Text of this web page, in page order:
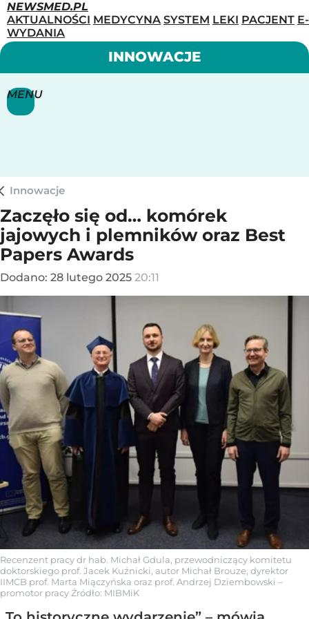
NEWSMED.PL
AKTUALNOŚCI MEDYCYNA SYSTEM LEKI PACJENT E-
WYDANIA
MENU
INNOWACJE
Innowacje
Zaczęło się od… komórek
jajowych i plemników oraz Best
Papers Awards
Dodano: 28 lutego 2025 20:11
Recenzent pracy dr hab. Michał Gdula, przewodniczący komitetu
doktorskiego prof. Jacek Kuźnicki, autor Michał Brouze, dyrektor
IIMCB prof. Marta Miączyńska oraz prof. Andrzej Dziembowski –
promotor pracyŹródło: MIBMiK